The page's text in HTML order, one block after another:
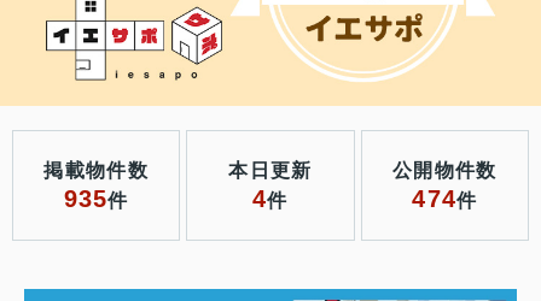
掲載物件数
935件
本日更新
4件
公開物件数
474件